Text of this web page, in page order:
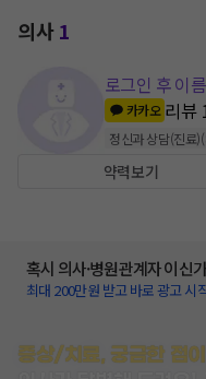
의사1
로그인 후 이
카카오 리뷰
정신과 상담(진료)(
약력보기
혹시 의사·병원관계자 이신
최대 200만원 받고 바로 광고 시
증상/치료, 궁금한 점